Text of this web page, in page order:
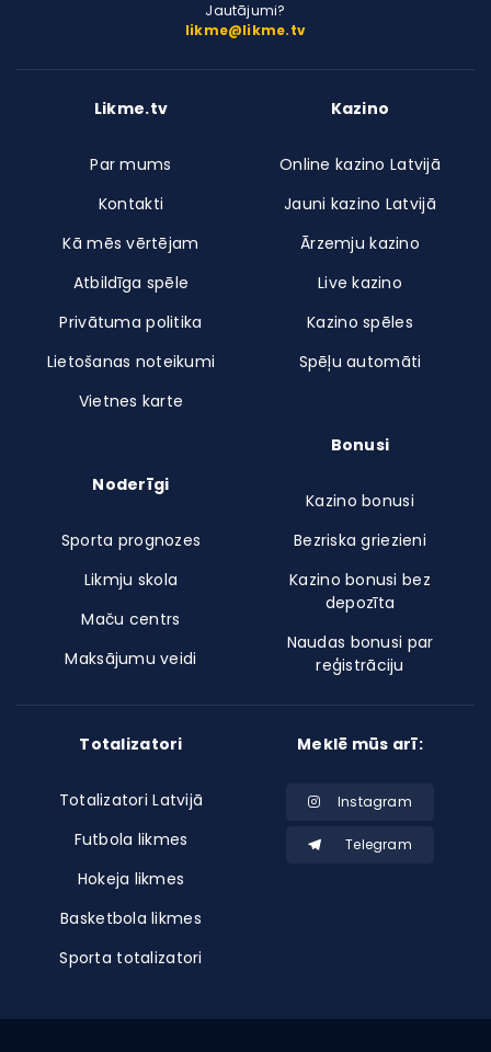
Jautājumi?
likme@likme.tv
Likme.tv
Par mums
Kontakti
Kā mēs vērtējam
Atbildīga spēle
Privātuma politika
Lietošanas noteikumi
Vietnes karte
Noderīgi
Sporta prognozes
Likmju skola
Maču centrs
Maksājumu veidi
Kazino
Online kazino Latvijā
Jauni kazino Latvijā
Ārzemju kazino
Live kazino
Kazino spēles
Spēļu automāti
Bonusi
Kazino bonusi
Bezriska griezieni
Kazino bonusi bez
depozīta
Naudas bonusi par
reģistrāciju
Totalizatori
Totalizatori Latvijā
Futbola likmes
Hokeja likmes
Basketbola likmes
Sporta totalizatori
Meklē mūs arī:
Instagram
Telegram